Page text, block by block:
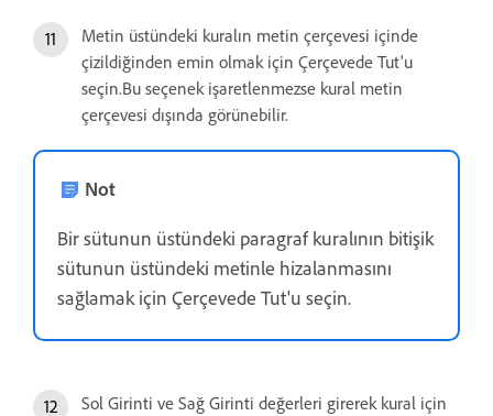
Metin üstündeki kuralın metin çerçevesi içinde
çizildiğinden emin olmak için Çerçevede Tut'u
seçin.Bu seçenek işaretlenmezse kural metin
çerçevesi dışında görünebilir.
Not
Bir sütunun üstündeki paragraf kuralının bitişik
sütunun üstündeki metinle hizalanmasını
sağlamak için Çerçevede Tut'u seçin.
Sol Girinti ve Sağ Girinti değerleri girerek kural için